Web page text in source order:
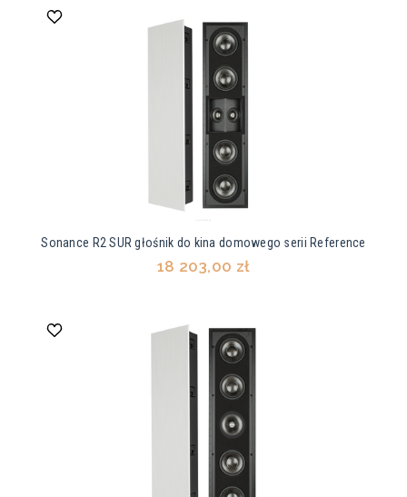
Sonance R2 SUR głośnik do kina domowego serii Reference
18 203,00 zł